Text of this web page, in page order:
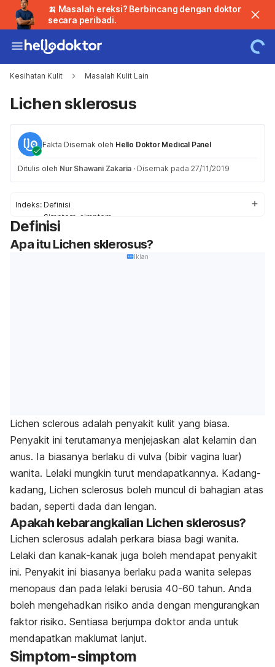
🍌 Masalah ereksi? Berbincang dengan doktor
secara peribadi.
Kesihatan Kulit Masalah Kulit Lain
Lichen sklerosus
Fakta Disemak oleh Hello Doktor Medical Panel
Ditulis oleh Nur Shawani Zakaria · Disemak pada 27/11/2019
Indeks: Definisi
Simptom-simptom
Punca
Faktor-faktor Risiko
Diagnosis dan Rawatan
Definisi
Apa itu Lichen sklerosus?
Iklan
Lichen sclerous adalah penyakit kulit yang biasa.
Penyakit ini terutamanya menjejaskan alat kelamin dan
anus. Ia biasanya berlaku di vulva (bibir vagina luar)
wanita. Lelaki mungkin turut mendapatkannya. Kadang-
kadang, Lichen sclerosus boleh muncul di bahagian atas
badan, seperti dada dan lengan.
Apakah kebarangkalian Lichen sklerosus?
Lichen sclerosus adalah perkara biasa bagi wanita.
Lelaki dan kanak-kanak juga boleh mendapat penyakit
ini. Penyakit ini biasanya berlaku pada wanita selepas
menopaus dan pada lelaki berusia 40-60 tahun. Anda
boleh mengehadkan risiko anda dengan mengurangkan
faktor risiko. Sentiasa berjumpa doktor anda untuk
mendapatkan maklumat lanjut.
Simptom-simptom